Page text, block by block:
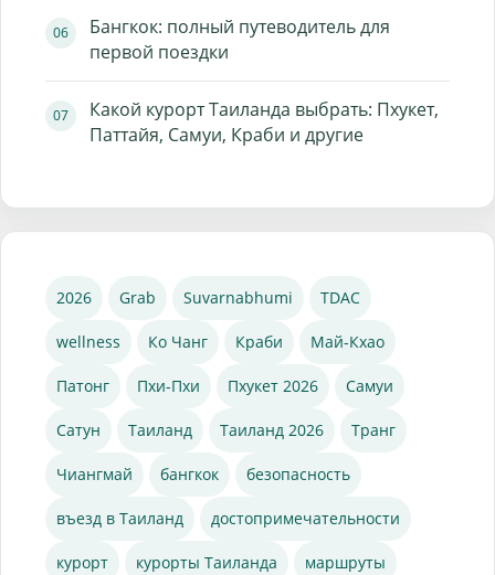
Бангкок: полный путеводитель для
первой поездки
Какой курорт Таиланда выбрать: Пхукет,
Паттайя, Самуи, Краби и другие
2026 Grab Suvarnabhumi TDAC
wellness Ко Чанг Краби Май-Кхао
Патонг Пхи-Пхи Пхукет 2026 Самуи
Сатун Таиланд Таиланд 2026 Транг
Чиангмай бангкок безопасность
въезд в Таиланд достопримечательности
курорт курорты Таиланда маршруты